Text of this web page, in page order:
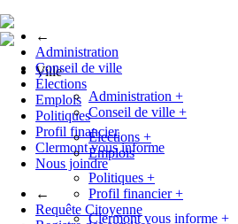
←
Administration
Conseil de ville
Élections
Emplois
Politiques
Profil financier
Clermont vous informe
Nous joindre
←
Requête Citoyenne
Ville
Administration +
Conseil de ville +
Élections +
Emplois
Politiques +
Profil financier+
Clermont vous informe +